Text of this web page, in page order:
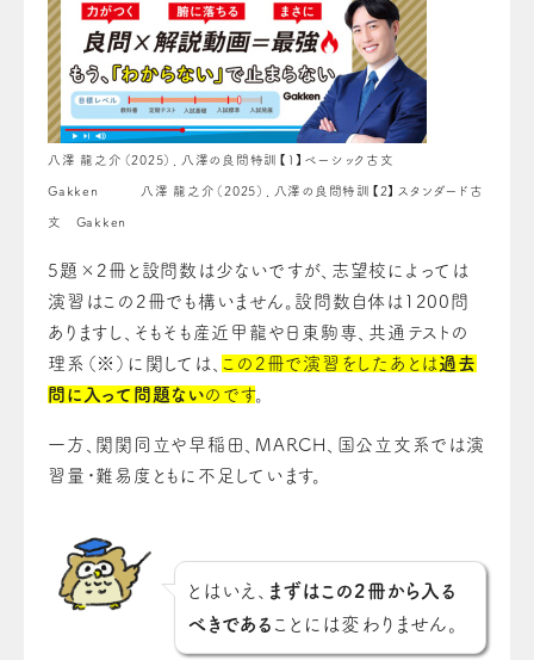
八澤 龍之介（2025）．八澤の良問特訓【1】ベーシック古文
Gakken 八澤 龍之介（2025）．八澤の良問特訓【2】スタンダード古
文 Gakken
5題×2冊と設問数は少ないですが、志望校によっては
演習はこの2冊でも構いません。設問数自体は1200問
ありますし、そもそも産近甲龍や日東駒専、共通テストの
理系（※）に関しては、 この2冊で演習をしたあとは 過去
問に入って問題ないのです。
一方、関関同立や早稲田、MARCH、国公立文系では演
習量・難易度ともに不足しています。
とはいえ、
まずはこの2冊から入る
べきである ことには変わりません。